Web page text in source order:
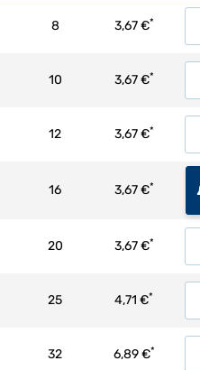
8 3,67 €*
10 3,67 €*
12 3,67 €*
16 3,67 €*
20 3,67 €*
25 4,71 €*
32 6,89 €*